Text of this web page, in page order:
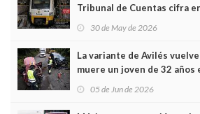
Tribunal de Cuentas cifra
30 de May de 2026
La variante de Avilés
muere un joven de 32
05 de Jun de 2026